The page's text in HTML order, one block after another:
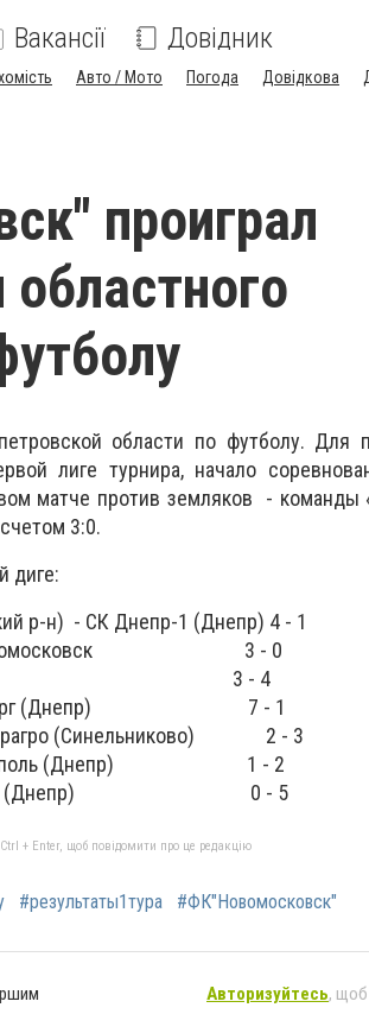
Вакансії Довідник
Авто / Мото Погода Довідкова
проиграл
области по футболу. Для
лиге турнира, начало
матче против земляков - команды
3:0.
диге:
р-н) - СК Днепр-1 (Днепр) 4 - 1
ФК Новомосковск 3 - 0
Скиф (Днепр) 3 - 4
(Днепр) 7 - 1
(Синельниково) 2 - 3
н) - Тополь (Днепр) 1 - 2
— 12 (Днепр) 0 - 5
+ Enter, щоб повідомити про це редакцію
#результаты1тура #ФК"Новомосковск"
Авторизуйтесь, щоб